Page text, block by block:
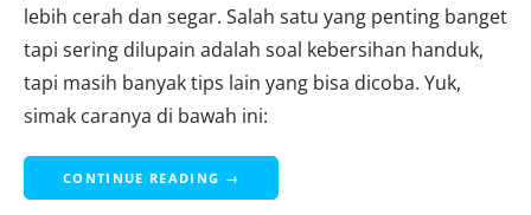
lebih cerah dan segar. Salah satu yang penting banget
tapi sering dilupain adalah soal kebersihan handuk,
tapi masih banyak tips lain yang bisa dicoba. Yuk,
simak caranya di bawah ini:
CONTINUE READING →